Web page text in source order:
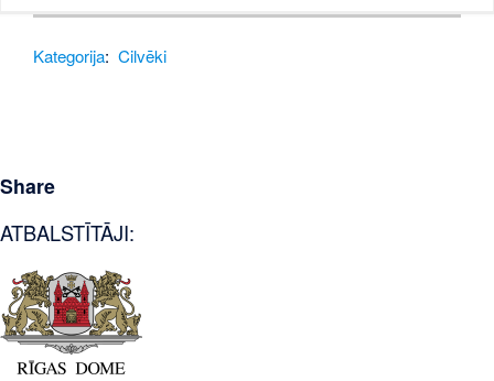
Kategorija: Cilvēki
Share
ATBALSTĪTĀJI: